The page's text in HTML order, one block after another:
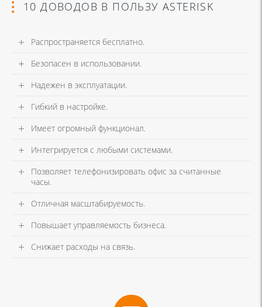
10 ДОВОДОВ В ПОЛЬЗУ ASTERISK
Распространяется бесплатно.
Безопасен в использовании.
Надежен в эксплуатации.
Гибкий в настройке.
Имеет огромный функционал.
Интегрируется с любыми системами.
Позволяет телефонизировать офис за считанные
часы.
Отличная масштабируемость.
Повышает управляемость бизнеса.
Снижает расходы на связь.